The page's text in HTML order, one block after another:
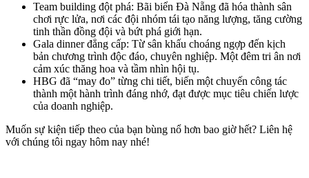
Team building đột phá: Bãi biển Đà Nẵng đã hóa thành sân
chơi rực lửa, nơi các đội nhóm tái tạo năng lượng, tăng cường
tinh thần đồng đội và bứt phá giới hạn.
Gala dinner đẳng cấp: Từ sân khấu choáng ngợp đến kịch
bản chương trình độc đáo, chuyên nghiệp. Một đêm tri ân nơi
cảm xúc thăng hoa và tầm nhìn hội tụ.
HBG đã “may đo” từng chi tiết, biến một chuyến công tác
thành một hành trình đáng nhớ, đạt được mục tiêu chiến lược
của doanh nghiệp.
Muốn sự kiện tiếp theo của bạn bùng nổ hơn bao giờ hết? Liên hệ
với chúng tôi ngay hôm nay nhé!